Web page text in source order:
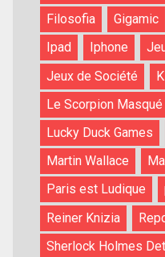
Filosofia
Gigamic
Ipad
Iphone
Jeux de Société
Le Scorpion Masqué
Lucky Duck Games
Martin Wallace
Paris est Ludique
Reiner Knizia
Sherlock Holmes